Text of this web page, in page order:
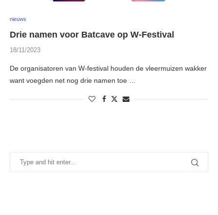
nieuws
Drie namen voor Batcave op W-Festival
18/11/2023
De organisatoren van W-festival houden de vleermuizen wakker
want voegden net nog drie namen toe …